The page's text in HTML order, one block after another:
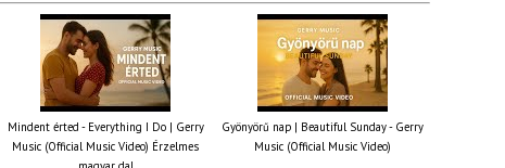
Mindent érted - Everything I Do | Gerry
Music (Official Music Video) Érzelmes
Gyönyörű nap | Beautiful Sunday - Gerry
Music (Official Music Video)